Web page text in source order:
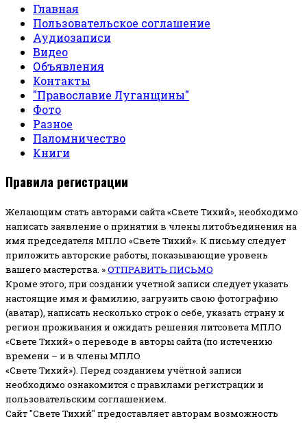
Главная
Пользовательское соглашение
Аудиозаписи
Видео
Объявления
Контакты
"Православие Луганщины"
Фото
Разное
Паломничество
Книги
Правила регистрации
Желающим стать авторами сайта «Свете Тихий», необходимо
написать заявление о принятии в члены литобъединения на
имя председателя МПЛО «Свете Тихий». К письму следует
приложить авторские работы, показывающие уровень
вашего мастерства. »ОТПРАВИТЬ ПИСЬМО
Кроме этого, при создании учетной записи следует указать
настоящие имя и фамилию, загрузить свою фотографию
(аватар), написать несколько строк о себе, указать страну и
регион проживания и ожидать решения литсовета МПЛО
«Свете Тихий» о переводе в авторы сайта (по истечению
времени – и в члены МПЛО
«Свете Тихий»). Перед созданием учётной записи
необходимо ознакомится с правилами регистрации и
пользовательским соглашением.
Сайт "Свете Тихий" предоставляет авторам возможность